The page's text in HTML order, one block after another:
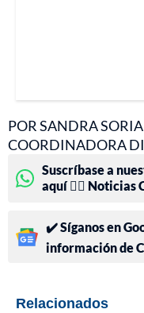
POR SANDRA
COORDINADORA
Suscríbase a
aquí 👉🏻 Noticias
✔️ Síganos en
información de
Relacionados